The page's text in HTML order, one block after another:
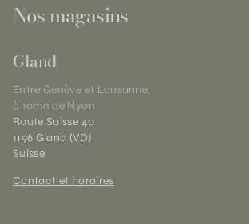
Nos magasins
Gland
Entre Genève et Lausanne,
à 10mn de Nyon
Route Suisse 40
1196 Gland (VD)
Suisse
Contact et horaires